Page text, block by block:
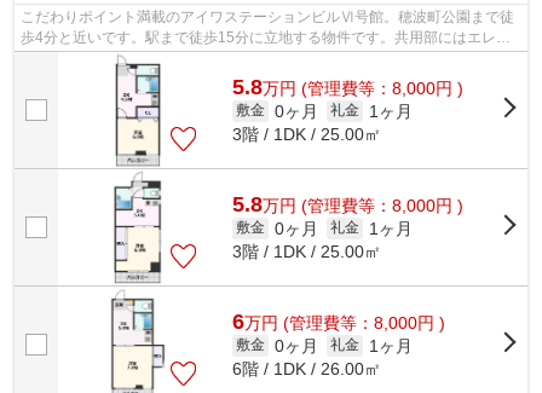
こだわりポイント満載のアイワステーションビルⅥ号館。穂波町公園まで徒
歩4分と近いです。駅まで徒歩15分に立地する物件です。共用部にはエレベ
ータ・敷地内ごみ置き場などが揃ってお...
5.8万円 (管理費等：8,000円 )
敷金 0ヶ月 礼金
1ヶ月
3階 / 1DK / 25.00㎡
5.8万円 (管理費等：8,000円 )
敷金 0ヶ月 礼金
1ヶ月
3階 / 1DK / 25.00㎡
6万円 (管理費等：8,000円 )
敷金 0ヶ月 礼金
1ヶ月
6階 / 1DK / 26.00㎡